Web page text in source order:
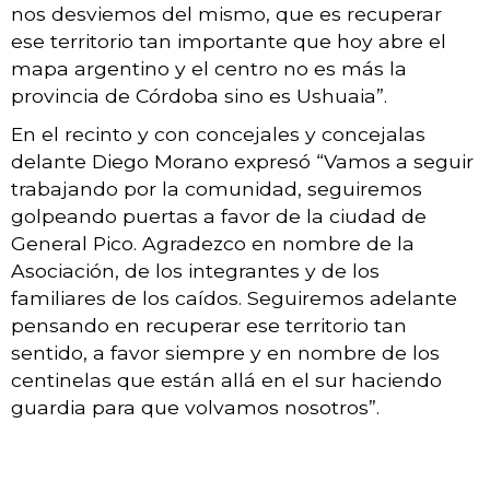
nos desviemos del mismo, que es recuperar
ese territorio tan importante que hoy abre el
mapa argentino y el centro no es más la
provincia de Córdoba sino es Ushuaia”.
En el recinto y con concejales y concejalas
delante Diego Morano expresó “Vamos a seguir
trabajando por la comunidad, seguiremos
golpeando puertas a favor de la ciudad de
General Pico. Agradezco en nombre de la
Asociación, de los integrantes y de los
familiares de los caídos. Seguiremos adelante
pensando en recuperar ese territorio tan
sentido, a favor siempre y en nombre de los
centinelas que están allá en el sur haciendo
guardia para que volvamos nosotros”.